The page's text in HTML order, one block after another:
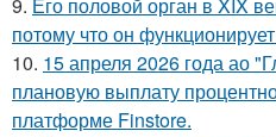
потому что он
10. 15 апреля 2026 года ао
плановую выплату
платформе Finstore.